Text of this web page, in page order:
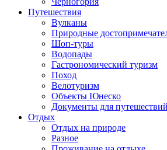
Путешествия
Вулканы
Природные
Шоп-туры
Водопады
Гастрономический туризм
Поход
Велотуризм
Объекты Юнеско
Документы для путешествий
Отдых
Отдых на природе
Разное